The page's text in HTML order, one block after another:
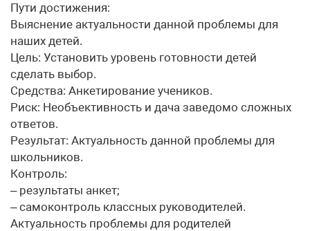
Пути достижения:
Выяснение актуальности данной проблемы для
наших детей.
Цель: Установить уровень готовности детей
сделать выбор.
Средства: Анкетирование учеников.
Риск: Необъективность и дача заведомо сложных
ответов.
Результат: Актуальность данной проблемы для
школьников.
Контроль:
– результаты анкет;
– самоконтроль классных руководителей.
Актуальность проблемы для родителей